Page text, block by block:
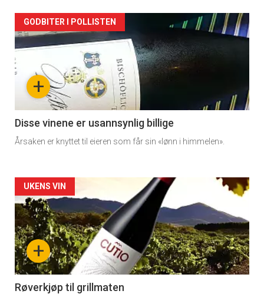
Forsiden
akkurat
nå
3
+
GODBITER I POLLISTEN
Disse vinene er usannsynlig billige
Årsaken er knyttet til eieren som får sin «lønn i himmelen».
Forsiden
akkurat
nå
-
4
+
UKENS VIN
Røverkjøp til grillmaten